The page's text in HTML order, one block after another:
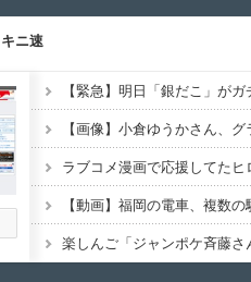
キニ速